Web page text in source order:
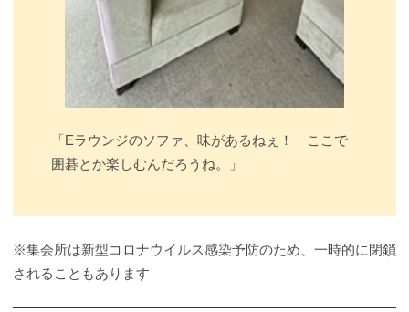
「Eラウンジのソファ、味があるねぇ！ ここで
囲碁とか楽しむんだろうね。」
※集会所は新型コロナウイルス感染予防のため、一時的に閉鎖
されることもあります